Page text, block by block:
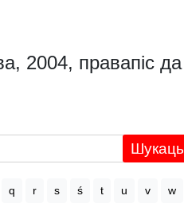
2004, правапіс да
Шукаць
q r s ś t u v w